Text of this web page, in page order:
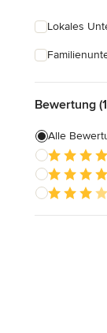
Lokales
Bewertung
Alle